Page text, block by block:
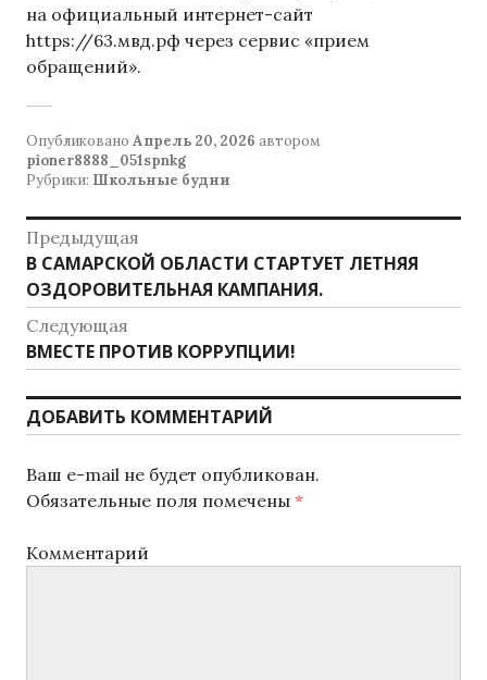
на официальный интернет-сайт
https://63.мвд.рф через сервис «прием
обращений».
Опубликовано Апрель 20, 2026 автором
pioner8888_051spnkg
Рубрики: Школьные будни
Н
а
в
и
г
а
ц
и
я
Предыдущая
П
р
е
д
ы
д
у
а
я
а
В САМАРСКОЙ ОБЛАСТИ СТАРТУЕТ ЛЕТНЯЯ
ОЗДОРОВИТЕЛЬНАЯ КАМПАНИЯ.
Следующая
С
л
е
д
ю
щ
я
ВМЕСТЕ ПРОТИВ КОРРУПЦИИ!
ДОБАВИТЬ КОММЕНТАРИЙ
Ваш e-mail не будет опубликован.
Обязательные поля помечены *
Комментарий